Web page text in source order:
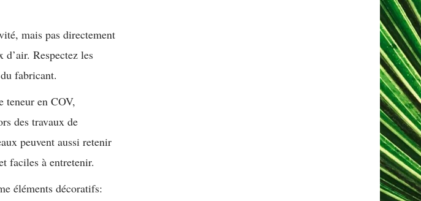
mais pas directement
Respectez les
fabricant.
teneur en COV,
des travaux de
peuvent aussi retenir
faciles à entretenir.
éléments décoratifs: